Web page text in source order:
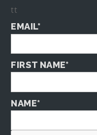
tt
EMAIL*
FIRST NAME*
NAME*